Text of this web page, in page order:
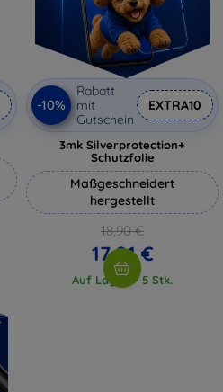
-10%
Rabatt
mit
Gutschein
EXTRA10
3mk Silverprotection+
Schutzfolie
Maßgeschneidert
hergestellt
18,90 €
17,01 €
Auf Lager > 5 Stk.